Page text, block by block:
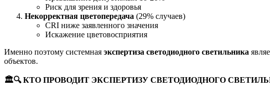
Риск для зрения и здоровья
Некорректная цветопередача (29% случаев)
CRI ниже заявленного значения
Искажение цветовосприятия
Именно поэтому системная экспертиза светодиодного светильника
объектов.
🏛🔍КТО ПРОВОДИТ ЭКСПЕРТИЗУ СВЕТОДИОДНОГО